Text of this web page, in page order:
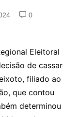
0
Eleitoral
de cassar
filiado ao
que contou
determinou